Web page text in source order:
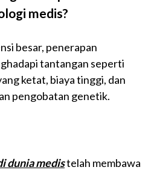
medis?
besar, penerapan
tantangan seperti
ketat, biaya tinggi, dan
pengobatan genetik.
dunia medistelah membawa